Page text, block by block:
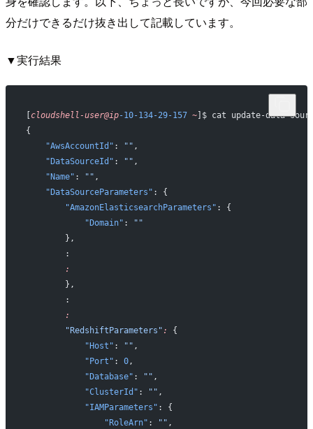
分だけできるだけ抜き出して記載しています。
▼実行結果
cloudshell-user@ip-10-134-29-157 ~]$ cat update-data-
{
    "AwsAccountId"
: "" ,
    "DataSourceId"
: "" ,
    "Name"
: "" ,
    "DataSourceParameters"
: {
        "AmazonElasticsearchParameters"
: {
            "Domain"
:
""
        },
        :
        :
        },
        :
        :
        "RedshiftParameters"
:
{
            "Host"
: "" ,
            "Port"
: 0,
            "Database"
: "" ,
            "ClusterId"
: "" ,
            "IAMParameters"
: {
                "RoleArn"
: "" ,